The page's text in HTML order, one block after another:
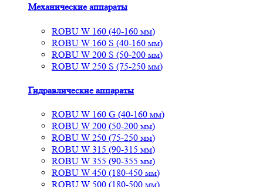
Механические аппараты
ROBU W 160 (40-160 мм)
ROBU W 160 S (40-160 мм)
ROBU W 200 S (50-200 мм)
ROBU W 250 S (75-250 мм)
Гидравлические аппараты
ROBU W 160 G (40-160 мм)
ROBU W 200 (50-200 мм)
ROBU W 250 (75-250 мм)
ROBU W 315 (90-315 мм)
ROBU W 355 (90-355 мм)
ROBU W 450 (180-450 мм)
ROBU W 500 (180-500 мм)